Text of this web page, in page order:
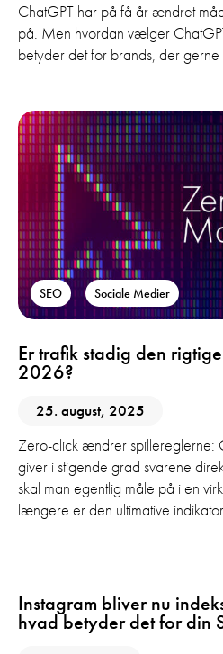
ChatGPT har på få år ændret
på. Men hvordan vælger
betyder det for brands, der gerne
SEO Sociale Medier
Er trafik stadig den
2026?
25. august, 2025
Zero-click ændrer spillereglerne:
giver i stigende grad svarene
skal man egentlig måle på i en
længere er den ultimative
Instagram bliver nu
hvad betyder det for din